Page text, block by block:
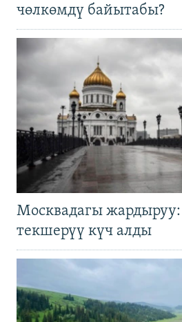
чөлкөмдү байытабы?
Москвадагы жардыруу:
текшерүү күч алды